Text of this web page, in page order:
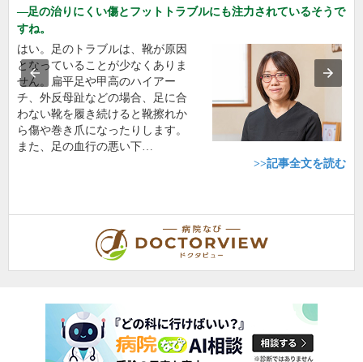
足の治りにくい傷とフットトラブルにも注力されているそうで
すね。
はい。足のトラブルは、靴が原因
となっていることが少なくありま
せん。扁平足や甲高のハイアー
チ、外反母趾などの場合、足に合
わない靴を履き続けると靴擦れか
ら傷や巻き爪になったりします。
また、足の血行の悪い下…
>>記事全文を読む